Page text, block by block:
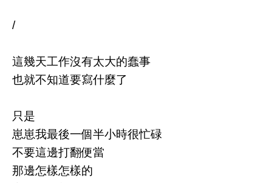
/
這幾天工作沒有太大的蠢事
也就不知道要寫什麼了
只是
崽崽我最後一個半小時很忙碌
不要這邊打翻便當
那邊怎樣怎樣的